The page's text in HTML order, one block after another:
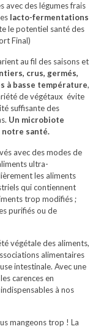
avec des légumes frais
lacto-fermentations
le potentiel santé des
Final)
au fil des saisons et
crus, germés,
à basse température,
de végétaux évite
suffisante des
Un microbiote
notre santé.
avec des modes de
ultra-
les aliments
qui contiennent
trop modifiés ;
purifiés ou de
végétale des aliments,
alimentaires
intestinale. Avec une
carences en
à nos
mangeons trop ! La